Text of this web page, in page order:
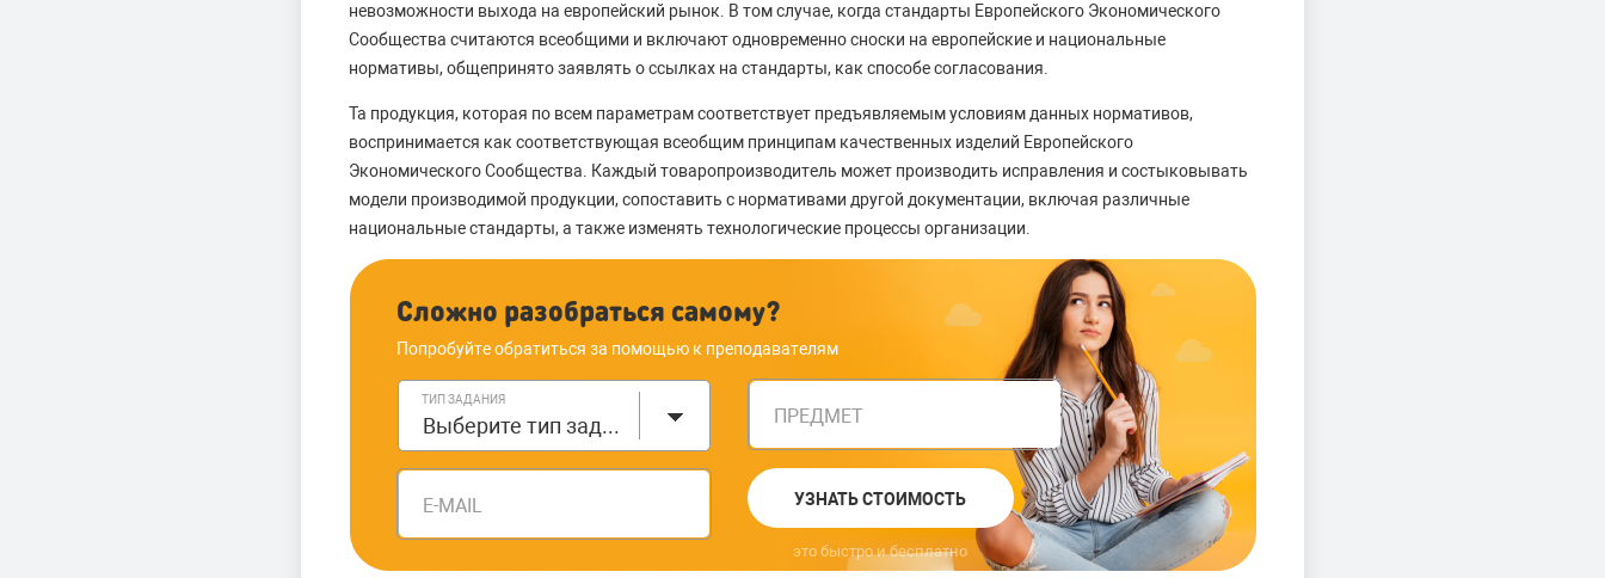
невозможности выхода на европейский рынок. В том случае, когда стандарты Европейского Экономического
Сообщества считаются всеобщими и включают одновременно сноски на европейские и национальные
нормативы, общепринято заявлять о ссылках на стандарты, как способе согласования.
Та продукция, которая по всем параметрам соответствует предъявляемым условиям данных нормативов,
воспринимается как соответствующая всеобщим принципам качественных изделий Европейского
Экономического Сообщества. Каждый товаропроизводитель может производить исправления и состыковывать
модели производимой продукции, сопоставить с нормативами другой документации, включая различные
национальные стандарты, а также изменять технологические процессы организации.
Сложно разобраться самому?
Попробуйте обратиться за помощью к преподавателям
ТИП ЗАДАНИЯ
Выберите тип задания ПРЕДМЕТ
E-MAIL УЗНАТЬ СТОИМОСТЬ
это быстро и бесплатно